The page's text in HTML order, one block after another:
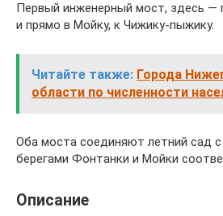
Первый инженерный мост, здесь —
и прямо в Мойку, к Чижику-пыжику.
Читайте также: Города
области по численности
Оба моста соединяют летний сад
берегами Фонтанки и Мойки
Описание